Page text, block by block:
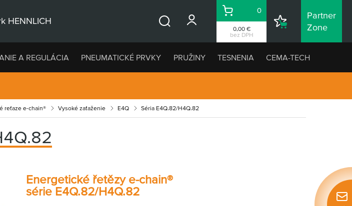
HENNLICH
0,00 €
bez DPH
Košík
0
Nákupný
Partner
Zone
A REGULÁCIA PNEUMATICKÉ PRVKY PRUŽINY TESNENIA CEMA-TECH
reťaze e-chain® Vysoké zaťaženie E4Q Séria E4Q.82/H4Q.82
Energetické řetězy e-chain®
série E4Q.82/H4Q.82